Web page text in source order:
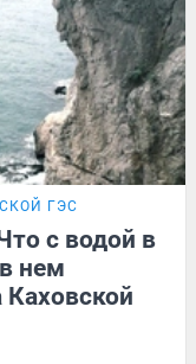
ГЭС
с водой в
нем
Каховской